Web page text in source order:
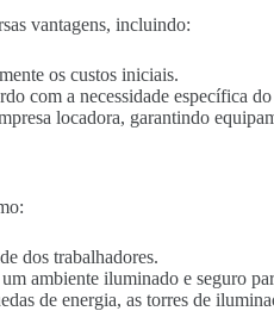
vantagens, incluindo:
os custos iniciais.
com a necessidade específica
locadora, garantindo
dos trabalhadores.
ambiente iluminado e seguro
de energia, as torres de